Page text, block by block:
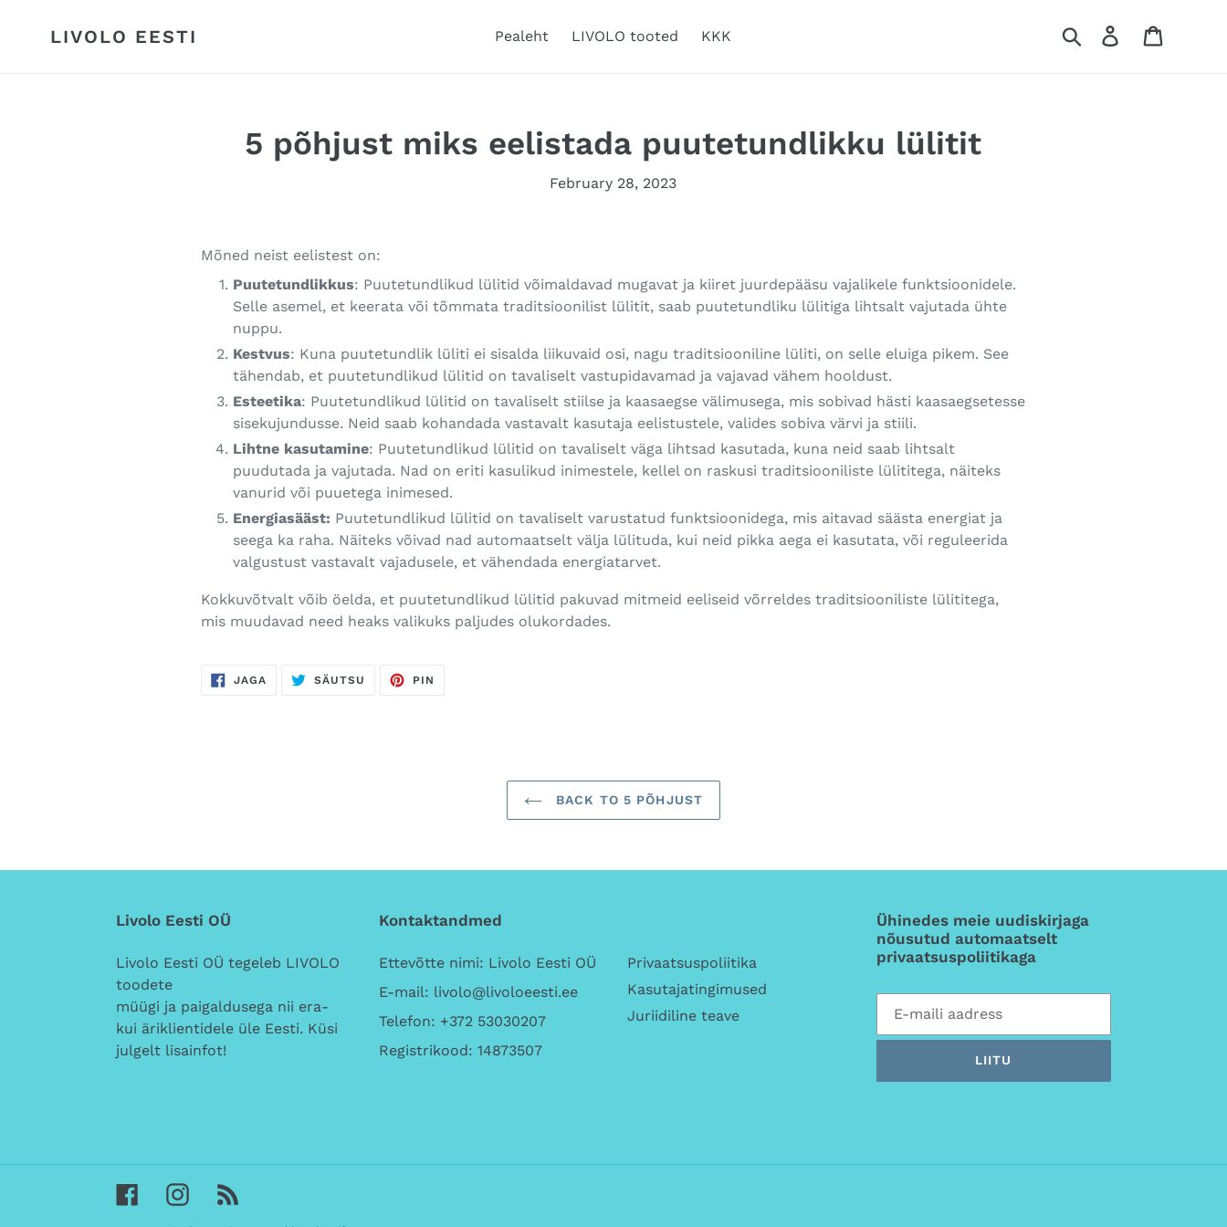
LIVOLO EESTI Pealeht LIVOLO tooted KKK Otsi Log in
5 põhjust miks eelistada puutetundlikku lülitit
February 28, 2023
Mõned neist eelistest on:
Puutetundlikkus: Puutetundlikud lülitid võimaldavad mugavat ja kiiret juurdepääsu vajalikele funktsioonidele.
Selle asemel, et keerata või tõmmata traditsioonilist lülitit, saab puutetundliku lülitiga lihtsalt vajutada ühte
nuppu.
Kestvus: Kuna puutetundlik lüliti ei sisalda liikuvaid osi, nagu traditsiooniline lüliti, on selle eluiga pikem. See
tähendab, et puutetundlikud lülitid on tavaliselt vastupidavamad ja vajavad vähem hooldust.
Esteetika: Puutetundlikud lülitid on tavaliselt stiilse ja kaasaegse välimusega, mis sobivad hästi kaasaegsetesse
sisekujundusse. Neid saab kohandada vastavalt kasutaja eelistustele, valides sobiva värvi ja stiili.
Lihtne kasutamine: Puutetundlikud lülitid on tavaliselt väga lihtsad kasutada, kuna neid saab lihtsalt
puudutada ja vajutada. Nad on eriti kasulikud inimestele, kellel on raskusi traditsiooniliste lülititega, näiteks
vanurid või puuetega inimesed.
Energiasääst: Puutetundlikud lülitid on tavaliselt varustatud funktsioonidega, mis aitavad säästa energiat ja
seega ka raha. Näiteks võivad nad automaatselt välja lülituda, kui neid pikka aega ei kasutata, või reguleerida
valgustust vastavalt vajadusele, et vähendada energiatarvet.
Kokkuvõtvalt võib öelda, et puutetundlikud lülitid pakuvad mitmeid eeliseid võrreldes traditsiooniliste lülititega,
mis muudavad need heaks valikuks paljudes olukordades.
JAGA JAGA
FACEBOOKIS
SÄUTSU SÄUTSU
TWITTERIS
PIN
BACK TO 5 PÕHJUST
Livolo Eesti OÜ
Livolo Eesti OÜ tegeleb LIVOLO
toodete
müügi ja paigaldusega nii era-
kui äriklientidele üle Eesti. Küsi
julgelt lisainfot!
Kontaktandmed
Ettevõtte nimi: Livolo Eesti OÜ
E-mail: livolo@livoloeesti.ee
Telefon: +372 53030207
Registrikood: 14873507
Privaatsuspoliitika
Kasutajatingimused
Juriidiline teave
Ühinedes meie uudiskirjaga
nõusutud automaatselt
privaatsuspoliitikaga
LIITU
FacebookInstagram